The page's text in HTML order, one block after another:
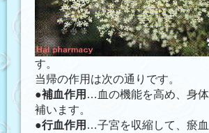
す。
当帰の作用は次の通りです。
●補血作用 … 血の機能を高め 、身
補います。
●行血作用 …子宮を収縮して、瘀